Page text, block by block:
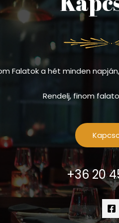
Falatok a hét minden
Rendelj, finom
+36 20